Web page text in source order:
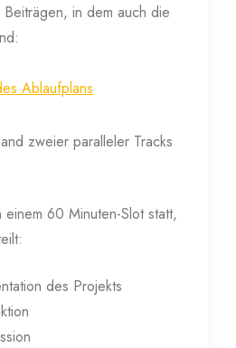
in dem auch die
Ablaufplans
zweier paralleler Tracks
60 Minuten-Slot statt,
des Projekts